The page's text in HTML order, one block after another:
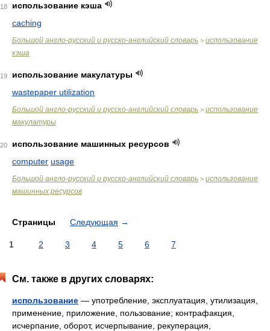
18
использование кэша
caching
Большой англо-русский и русско-английский словарь > использование
кэша
19
использование макулатуры
wastepaper utilization
Большой англо-русский и русско-английский словарь > использование
макулатуры
20
использование машинных ресурсов
computer usage
Большой англо-русский и русско-английский словарь > использование
машинных ресурсов
Страницы Следующая →
1 2 3 4 5 6 7
См. также в других словарях:
использование — употребление, эксплуатация, утилизация,
применение, приложение, пользование; контрафакция,
исчерпание, оборот, исчерпывание, рекуперация,